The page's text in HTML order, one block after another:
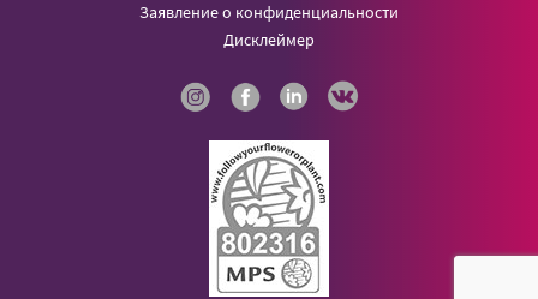
Заявление о конфиденциальности
Дисклеймер